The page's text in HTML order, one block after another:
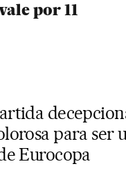
por 11
para ser
Eurocopa